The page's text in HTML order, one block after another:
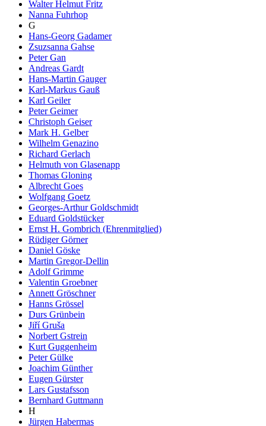
Walter Helmut Fritz
Nanna Fuhrhop
G
Hans-Georg Gadamer
Zsuzsanna Gahse
Peter Gan
Andreas Gardt
Hans-Martin Gauger
Karl-Markus Gauß
Karl Geiler
Peter Geimer
Christoph Geiser
Mark H. Gelber
Wilhelm Genazino
Richard Gerlach
Helmuth von Glasenapp
Thomas Gloning
Albrecht Goes
Wolfgang Goetz
Georges-Arthur Goldschmidt
Eduard Goldstücker
Ernst H. Gombrich (Ehrenmitglied)
Rüdiger Görner
Daniel Göske
Martin Gregor-Dellin
Adolf Grimme
Valentin Groebner
Annett Gröschner
Hanns Grössel
Durs Grünbein
Jiří Gruša
Norbert Gstrein
Kurt Guggenheim
Peter Gülke
Joachim Günther
Eugen Gürster
Lars Gustafsson
Bernhard Guttmann
H
Jürgen Habermas